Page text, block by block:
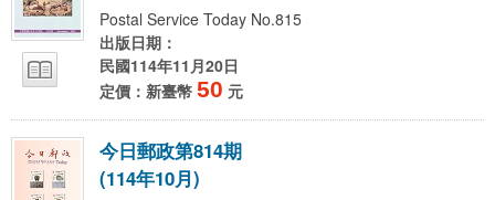
Postal Service Today No.815
出版日期：
民國114年11月20日
定價：新臺幣 50 元
今日郵政第814期
(114年10月)